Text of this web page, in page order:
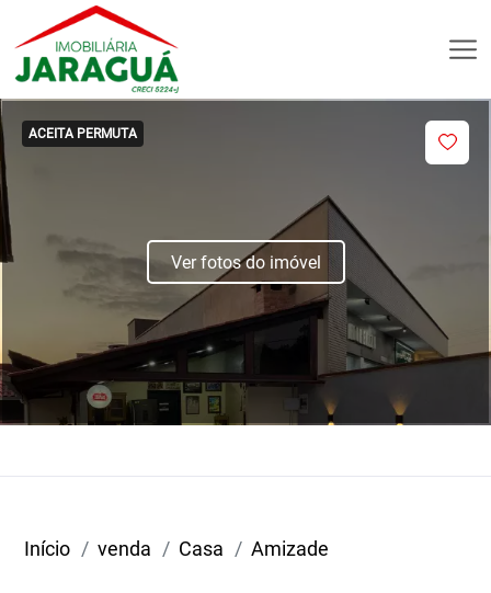
ACEITA PERMUTA
Ver fotos do imóvel
Início venda Casa Amizade